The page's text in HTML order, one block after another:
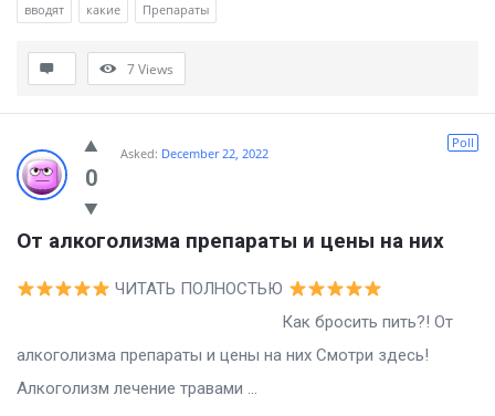
вводят какие Препараты
7Views
0
Poll
Asked: December 22, 2022
От алкоголизма препараты и цены на них
ЧИТАТЬ ПОЛНОСТЬЮ
Как бросить пить?! От
алкоголизма препараты и цены на них Смотри здесь!
Алкоголизм лечение травами ...